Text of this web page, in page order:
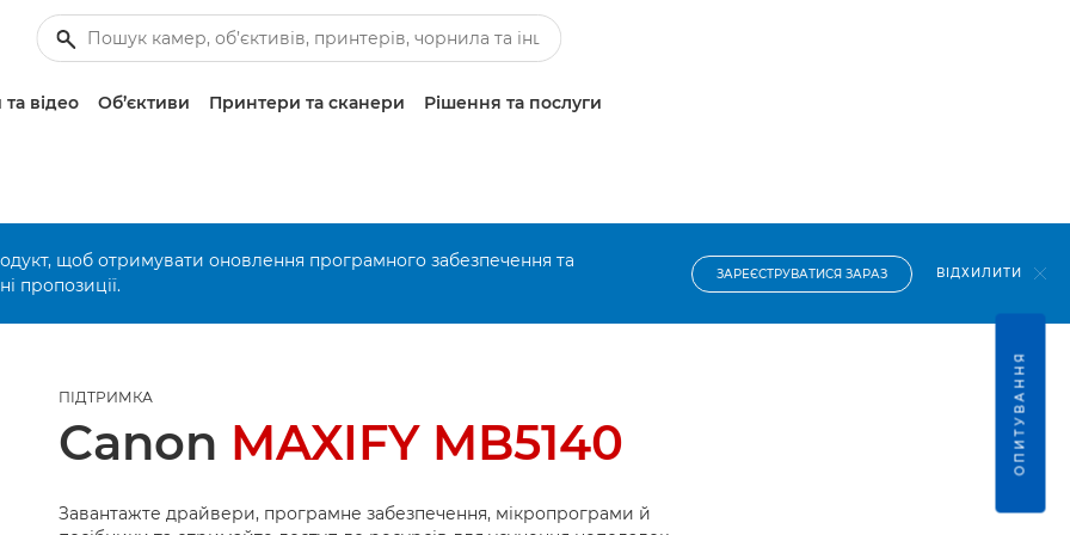
відео Об’єктиви Принтери та сканери Рішення та послуги
щоб отримувати оновлення програмного забезпечення та
пропозиції.
ЗАРЕЄСТРУВАТИСЯ ЗАРАЗ ВІДХИЛИТИ
ПІДТРИМКА
Canon MAXIFY MB5140
Завантажте драйвери, програмне забезпечення, мікропрограми й
ОПИТУВАННЯ